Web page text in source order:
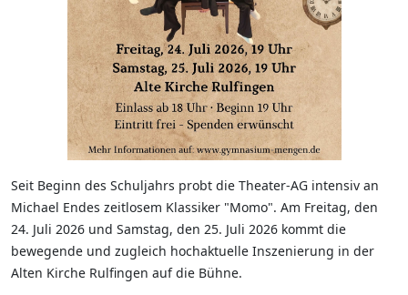
Seit Beginn des Schuljahrs probt die Theater-AG intensiv an
Michael Endes zeitlosem Klassiker "Momo". Am Freitag, den
24. Juli 2026 und Samstag, den 25. Juli 2026 kommt die
bewegende und zugleich hochaktuelle Inszenierung in der
Alten Kirche Rulfingen auf die Bühne.